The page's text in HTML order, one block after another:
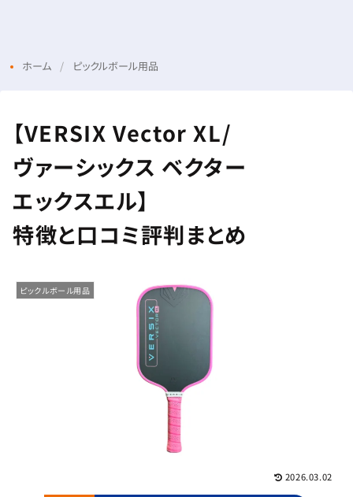
ホーム ピックルボール用品
【VERSIX Vector XL/
ヴァーシックス ベクター
エックスエル】
特徴と口コミ評判まとめ
ピックルボール用品
2026.03.02